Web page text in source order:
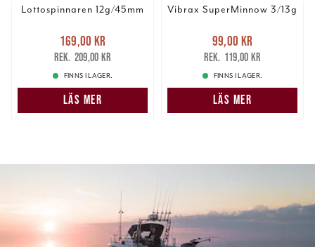
Lottospinnaren 12g/45mm
Nuvarande pris
169,00 krTidigare pris
209,00 kr
169,00 kr
209,00 kr
FINNS I LAGER.
LÄS MER
Vibrax SuperMinnow 3/13g
Nuvarande pris
99,00 krTidigare pris
119,00 kr
99,00 kr
119,00 kr
FINNS I LAGER.
LÄS MER